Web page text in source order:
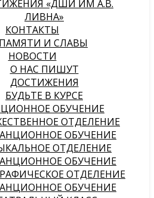
«ДШИ ИМ А.В.
ЛИВНА»
КОНТАКТЫ
И СЛАВЫ
НОВОСТИ
О НАС ПИШУТ
ДОСТИЖЕНИЯ
БУДЬТЕ В КУРСЕ
ОБУЧЕНИЕ
ОТДЕЛЕНИЕ
ОБУЧЕНИЕ
ОТДЕЛЕНИЕ
ОБУЧЕНИЕ
ОТДЕЛЕНИЕ
ОБУЧЕНИЕ